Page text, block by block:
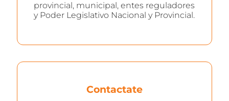
provincial, municipal, entes reguladores
y Poder Legislativo Nacional y Provincial.
Contactate